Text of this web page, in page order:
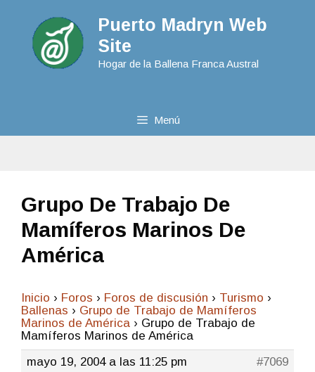
Puerto Madryn Web
Site
Hogar de la Ballena Franca Austral
Menú
Grupo De Trabajo De
Mamíferos Marinos De
América
Inicio › Foros › Foros de discusión › Turismo ›
Ballenas › Grupo de Trabajo de Mamíferos
Marinos de América › Grupo de Trabajo de
Mamíferos Marinos de América
mayo 19, 2004 a las 11:25 pm
#7069